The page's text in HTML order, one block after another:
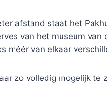
afstand staat het
van het museum
méér van elkaar
zo volledig mogelijk te